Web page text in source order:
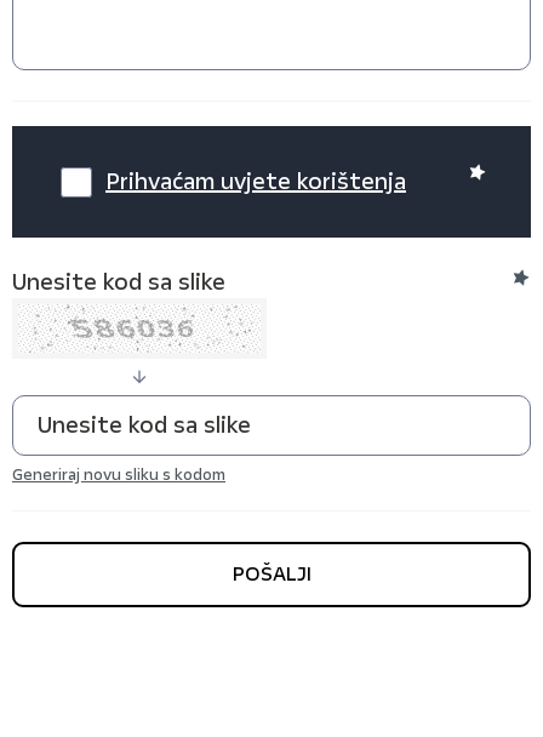
Prihvaćam uvjete korištenja
Generiraj novu sliku s kodom
Unesite kod sa slike